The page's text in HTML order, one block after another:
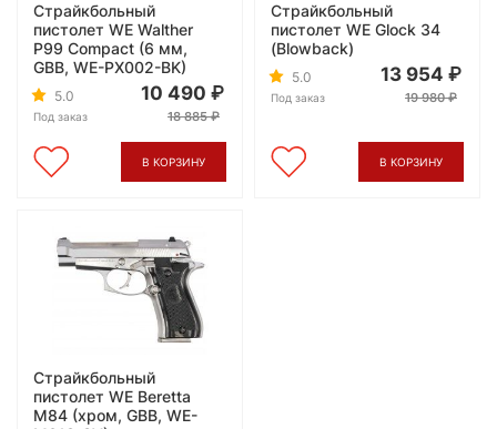
Страйкбольный
пистолет WE Walther
P99 Compact (6 мм,
GBB, WE-PX002-BK)
5.0
Под заказ
10 490
18 885
В КОРЗИНУ
Страйкбольный
пистолет WE Glock 34
(Blowback)
5.0
Под заказ
13 954
19 980
В КОРЗИНУ
Страйкбольный
пистолет WE Beretta
M84 (хром, GBB, WE-